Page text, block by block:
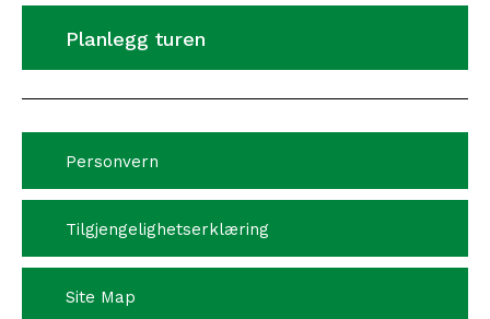
Planlegg turen
Personvern
Tilgjengelighetserklæring
Site Map